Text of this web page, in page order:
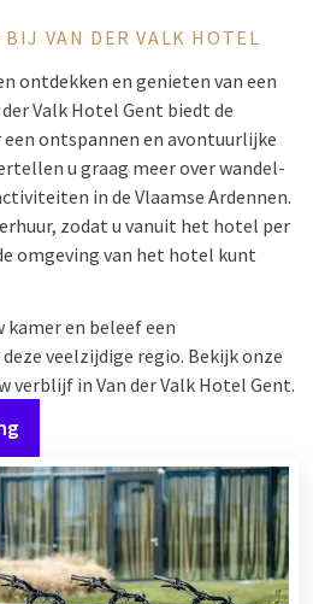
VAN DER VALK HOTEL
ontdekken en genieten van een
Valk Hotel Gent biedt de
ontspannen en avontuurlijke
u graag meer over wandel-
in de Vlaamse Ardennen.
zodat u vanuit het hotel per
omgeving van het hotel kunt
kamer en beleef een
veelzijdige regio. Bekijk onze
verblijf in Van der Valk Hotel Gent.